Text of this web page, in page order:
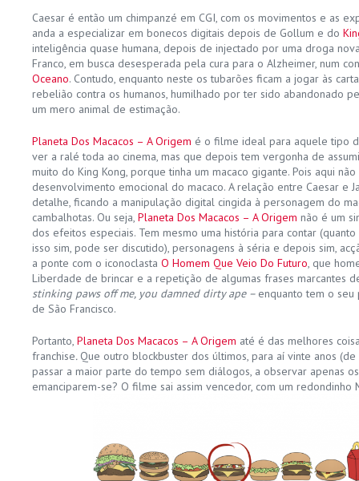
Caesar é então um chimpanzé em CGI, com os movimentos e as
anda a especializar em bonecos digitais depois de Gollum e do
inteligência quase humana, depois de injectado por uma droga
Franco, em busca desesperada pela cura para o Alzheimer, num
Oceano. Contudo, enquanto neste os tubarões ficam a jogar às
rebelião contra os humanos, humilhado por ter sido abandonado
um mero animal de estimação.
Planeta Dos Macacos – A Origem é o filme ideal para aquele tipo
ver a ralé toda ao cinema, mas que depois tem vergonha de
muito do King Kong, porque tinha um macaco gigante. Pois aqui
desenvolvimento emocional do macaco. A relação entre Caesar e
detalhe, ficando a manipulação digital cingida à personagem do
cambalhotas. Ou seja, Planeta Dos Macacos – A Origem não é um
dos efeitos especiais. Tem mesmo uma história para contar
isso sim, pode ser discutido), personagens à séria e depois sim,
a ponte com o iconoclasta O Homem Que Veio Do Futuro, que
Liberdade de brincar e a repetição de algumas frases marcantes
stinking paws off me, you damned dirty ape – enquanto tem o seu
de São Francisco.
Portanto, Planeta Dos Macacos – A Origem até é das melhores
franchise. Que outro blockbuster dos últimos, para aí vinte anos
passar a maior parte do tempo sem diálogos, a observar apenas
emanciparem-se? O filme sai assim vencedor, com um redondinho